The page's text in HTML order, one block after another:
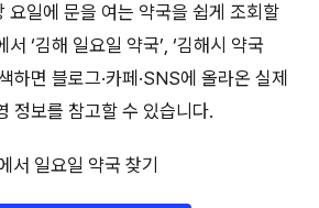
요일에 문을 여는 약국을 쉽게 조회할
‘김해 일요일 약국’, ‘김해시 약국
하면 블로그·카페·SNS에 올라온 실제
정보를 참고할 수 있습니다.
서 일요일 약국 찾기